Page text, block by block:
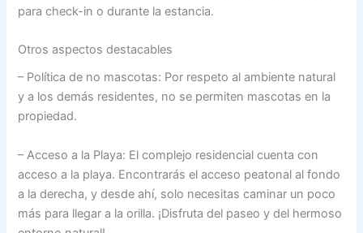
para check-in o durante la estancia.
Otros aspectos destacables
– Política de no mascotas: Por respeto al ambiente natural
y a los demás residentes, no se permiten mascotas en la
propiedad.
– Acceso a la Playa: El complejo residencial cuenta con
acceso a la playa. Encontrarás el acceso peatonal al fondo
a la derecha, y desde ahí, solo necesitas caminar un poco
más para llegar a la orilla. ¡Disfruta del paseo y del hermoso